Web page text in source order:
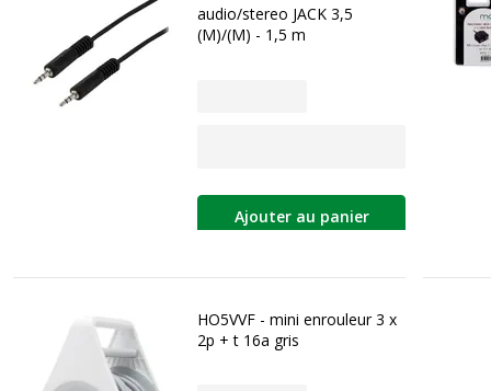
audio/stereo JACK 3,5
(M)/(M) - 1,5 m
Ajouter au panier
HO5VVF - mini enrouleur 3 x
2p + t 16a gris